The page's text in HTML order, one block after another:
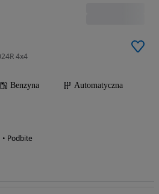
4x4
Benzyna
Automatyczna
Podbite